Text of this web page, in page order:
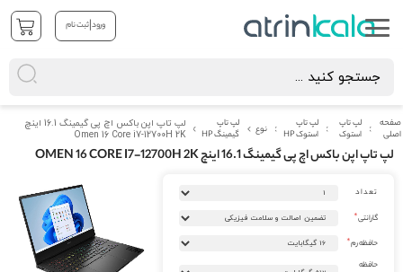
ورود|ثبت نام
صفحه
اصلی
لپ تاپ
استوک
لپ تاپ
استوک HP
نوع
لپ تاپ
گیمینگ HP
لپ تاپ اپن باکس اچ پی گیمینگ 16.1 اینچ
Omen 16 Core i7-12700H 2K
لپ تاپ اپن باکس اچ پی گیمینگ 16.1 اینچ OMEN 16 CORE I7-12700H 2K
تصاویر
تعداد
گارانتی
حافظه رم
حافظه